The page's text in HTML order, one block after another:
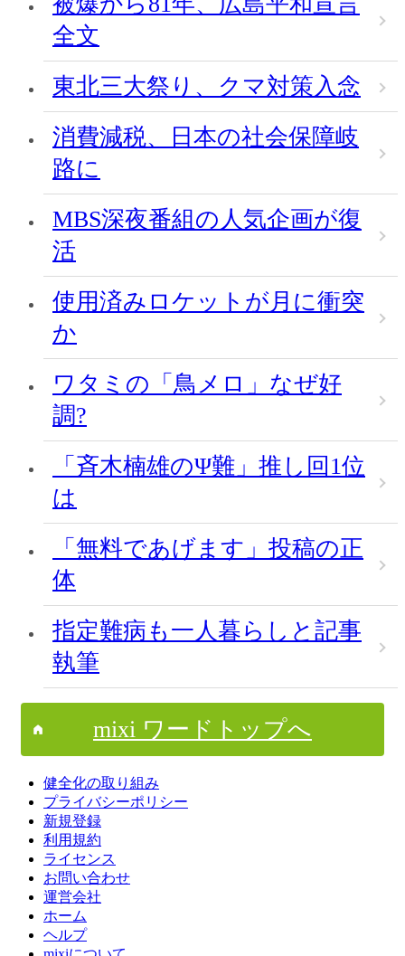
全文
東北三大祭り、クマ対策入念
消費減税、日本の社会保障岐
路に
MBS深夜番組の人気企画が復
活
使用済みロケットが月に衝突
か
ワタミの「鳥メロ」なぜ好
調?
「斉木楠雄のΨ難」推し回1位
は
「無料であげます」投稿の正
体
指定難病も一人暮らしと記事
執筆
mixi ワードトップへ
健全化の取り組み
プライバシーポリシー
新規登録
利用規約
ライセンス
お問い合わせ
運営会社
ホーム
ヘルプ